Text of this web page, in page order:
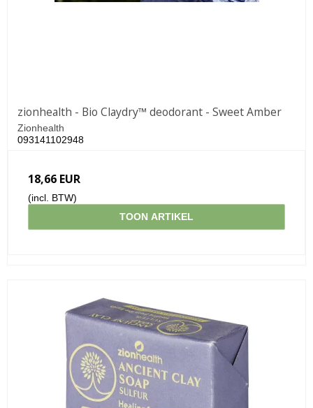
zionhealth - Bio Claydry™ deodorant - Sweet Amber
Zionhealth
093141102948
18,66 EUR
(incl. BTW)
TOON ARTIKEL